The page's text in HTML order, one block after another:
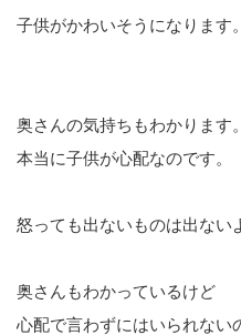
子供がかわいそうになります。
奥さんの気持ちもわかります。
本当に子供が心配なのです。
怒っても出ないものは出ない
奥さんもわかっているけど
心配で言わずにはいられない